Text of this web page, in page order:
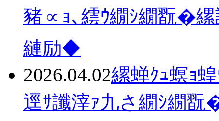
豬∝ｮ､繧ｳ繝ｼ繝翫�縲
縺励◆
2026.04.02縲蝉ｸｭ螟ｮ
逕ｻ讖滓ｧ九さ繝ｼ繝翫